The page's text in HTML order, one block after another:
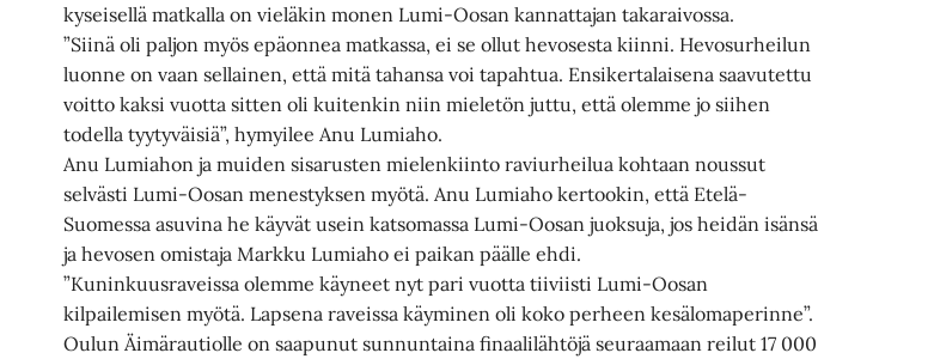
kyseisellä matkalla on vieläkin monen Lumi-Oosan kannattajan takaraivossa.
”Siinä oli paljon myös epäonnea matkassa, ei se ollut hevosesta kiinni. Hevosurheilun
luonne on vaan sellainen, että mitä tahansa voi tapahtua. Ensikertalaisena saavutettu
voitto kaksi vuotta sitten oli kuitenkin niin mieletön juttu, että olemme jo siihen
todella tyytyväisiä”, hymyilee Anu Lumiaho.
Anu Lumiahon ja muiden sisarusten mielenkiinto raviurheilua kohtaan noussut
selvästi Lumi-Oosan menestyksen myötä. Anu Lumiaho kertookin, että Etelä-
Suomessa asuvina he käyvät usein katsomassa Lumi-Oosan juoksuja, jos heidän isänsä
ja hevosen omistaja Markku Lumiaho ei paikan päälle ehdi.
”Kuninkuusraveissa olemme käyneet nyt pari vuotta tiiviisti Lumi-Oosan
kilpailemisen myötä. Lapsena raveissa käyminen oli koko perheen kesälomaperinne”.
Oulun Äimärautiolle on saapunut sunnuntaina finaalilähtöjä seuraamaan reilut 17 000